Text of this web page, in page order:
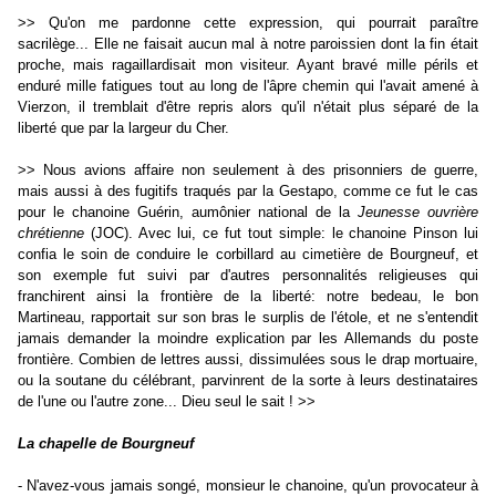
>> Qu'on me pardonne cette expression, qui pourrait paraître
sacrilège... Elle ne faisait aucun mal à notre paroissien dont la fin était
proche, mais ragaillardisait mon visiteur. Ayant bravé mille périls et
enduré mille fatigues tout au long de l'âpre chemin qui l'avait amené à
Vierzon, il tremblait d'être repris alors qu'il n'était plus séparé de la
liberté que par la largeur du Cher.
>> Nous avions affaire non seulement à des prisonniers de guerre,
mais aussi à des fugitifs traqués par la Gestapo, comme ce fut le cas
pour le chanoine Guérin, aumônier national de la Jeunesse ouvrière
chrétienne (JOC). Avec lui, ce fut tout simple: le chanoine Pinson lui
confia le soin de conduire le corbillard au cimetière de Bourgneuf, et
son exemple fut suivi par d'autres personnalités religieuses qui
franchirent ainsi la frontière de la liberté: notre bedeau, le bon
Martineau, rapportait sur son bras le surplis de l'étole, et ne s'entendit
jamais demander la moindre explication par les Allemands du poste
frontière. Combien de lettres aussi, dissimulées sous le drap mortuaire,
ou la soutane du célébrant, parvinrent de la sorte à leurs destinataires
de l'une ou l'autre zone... Dieu seul le sait ! >>
La chapelle de Bourgneuf
- N'avez-vous jamais songé, monsieur le chanoine, qu'un provocateur à